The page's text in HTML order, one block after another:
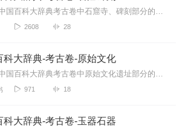
内容为中国百科大辞典考古卷中石窟寺、碑刻部分的词条，按顺序朗读。中国百科大辞典出版社鉴于社会的发展和读者不断提高的需求，《中国百科大辞典》对许多学科进行了增订。...
2608 28
科大辞典-考古卷-原始文化
内容为中国百科大辞典考古卷中原始文化遗址部分的词条，按顺序朗读。中国百科大辞典出版社鉴于社会的发展和读者不断提高的需求，《中国百科大辞典》对许多学科进行了增订。...
971 18
科大辞典-考古卷-玉器石器